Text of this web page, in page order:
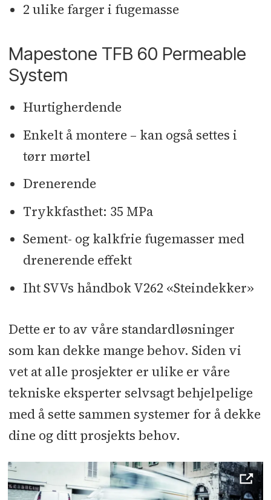
produsenter i vår bransje. Til
ansatt i MAPEI i til sammen 102
datterselskap i 57 land.
* Mapei har fokus på å utvikle
systemløsninger innenfor alle våre
produktlinjer. Vi jobber med de
utfordringer som våre kunder har,
for så å kunne levere en ferdig
løsning.
* Konsernets policy for
samfunnsansvar er å knytte sosiale,
i et bærekraftig samspill. Økonomisk
løsningene til beste for samfunnet.
Derfor har vi forpliktet oss til å ta
vare på naturressursene for
fremtiden til kommende
generasjoner
tar vi ansvar for å bidra til å utvikle
industrien. Vi engasjerer oss
2 ulike farger i fugemasse
Mapestone TFB 60 Permeable
System
Hurtigherdende
Enkelt å montere – kan også settes i
tørr mørtel
Drenerende
Trykkfasthet: 35 MPa
Sement- og kalkfrie fugemasser med
drenerende effekt
Iht SVVs håndbok V262 «Steindekker»
Dette er to av våre standardløsninger
som kan dekke mange behov. Siden vi
vet at alle prosjekter er ulike er våre
tekniske eksperter selvsagt behjelpelige
med å sette sammen systemer for å dekke
dine og ditt prosjekts behov.